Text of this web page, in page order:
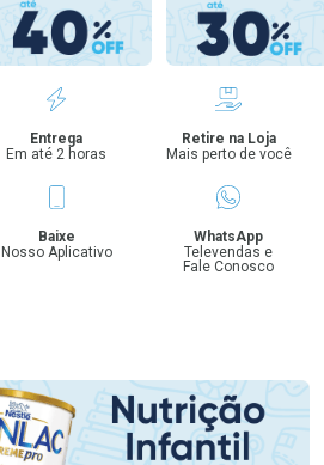
Entrega
Em até 2 horas
Retire na Loja
Mais perto de você
Baixe
Nosso Aplicativo
WhatsApp
Televendas e
Fale Conosco